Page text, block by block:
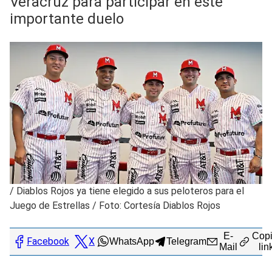
importante duelo
/ Diablos Rojos ya tiene elegido a sus peloteros para el
Juego de Estrellas / Foto: Cortesía Diablos Rojos
Facebook X WhatsApp Telegram
E-
Mail